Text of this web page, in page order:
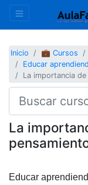
Inicio 💼 Cursos
Educar
La importancia
La
Educar